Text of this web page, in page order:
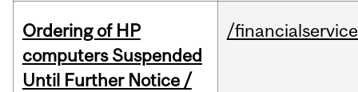
Ordering of HP
computers Suspended
Until Further Notice /
/